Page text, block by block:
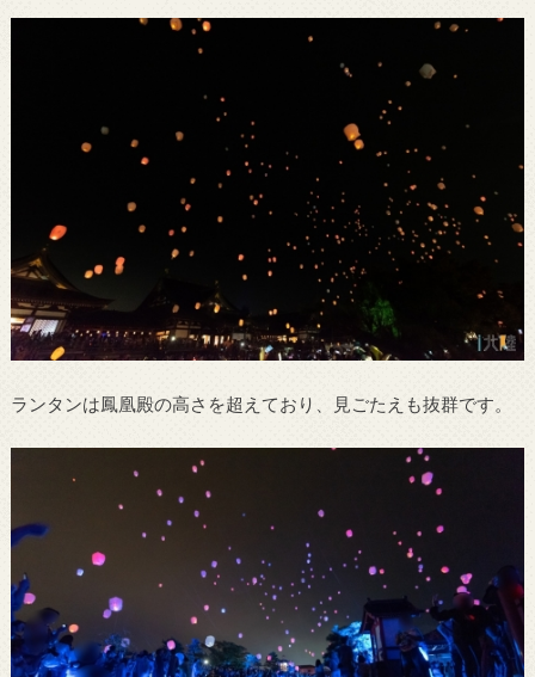
ランタンは鳳凰殿の高さを超えており、見ごたえも抜群です。